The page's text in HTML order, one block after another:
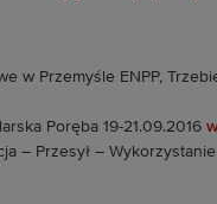
w Przemyśle ENPP,
Poręba 19-21.09.2016
– Przesył –